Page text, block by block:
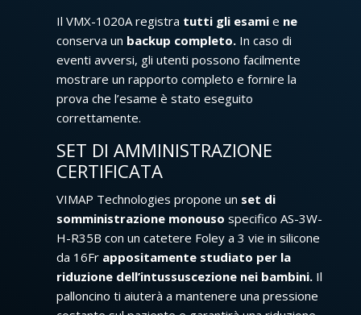
Il VMX-1020A registra tutti gli esamie ne
conserva un backup completo.In caso di
eventi avversi, gli utenti possono facilmente
mostrare un rapporto completo e fornire la
prova che l’esame è stato eseguito
correttamente.
SET DI AMMINISTRAZIONE
CERTIFICATA
VIMAP Technologies propone un set di
somministrazione monouso specifico AS-3W-
H-R35B con un catetere Foley a 3 vie in silicone
da 16Fr appositamente studiato per la
riduzione dell’intussuscezione nei bambini.Il
palloncino ti aiuterà a mantenere una pressione